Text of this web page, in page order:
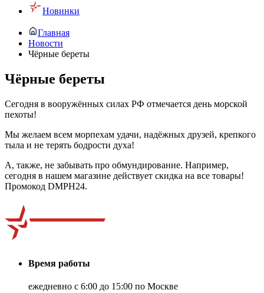
Новинки
Главная
Новости
Чёрные береты
Чёрные береты
Сегодня в вооружённых силах РФ отмечается день морской
пехоты!
Мы желаем всем морпехам удачи, надёжных друзей, крепкого
тыла и не терять бодрости духа!
А, также, не забывать про обмундирование. Например,
сегодня в нашем магазине действует скидка на все товары!
Промокод DMPH24.
Время работы
ежедневно с 6:00 до 15:00 по Москве